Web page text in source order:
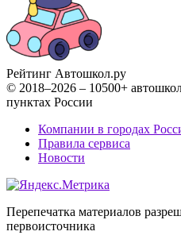
Рейтинг Автошкол.ру
© 2018–2026 – 10500+
пунктах России
Компании в городах
Правила сервиса
Новости
Перепечатка материалов
первоисточника